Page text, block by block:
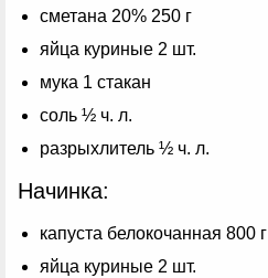
сметана 20% 250 г
яйца куриные 2 шт.
мука 1 стакан
соль ½ ч. л.
разрыхлитель ½ ч. л.
Начинка:
капуста белокочанная 800 г
яйца куриные 2 шт.